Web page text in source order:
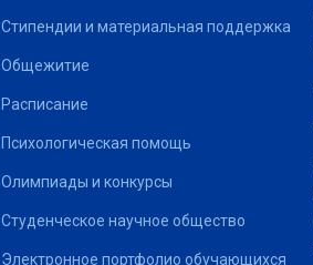
Стипендии и материальная поддержка
Общежитие
Расписание
Психологическая помощь
Олимпиады и конкурсы
Студенческое научное общество
Электронное портфолио обучающихся